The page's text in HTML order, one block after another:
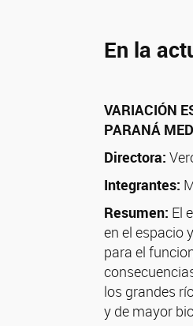
En la
VARIACIÓN
PARANÁ
Directora:
Integrantes:
Resumen: El
en el espacio
para el
los grandes
y de mayor